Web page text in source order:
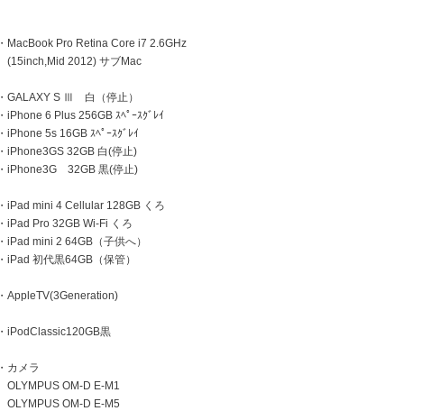
・MacBook Pro Retina Core i7 2.6GHz
(15inch,Mid 2012) サブMac
・GALAXY S Ⅲ 白（停止）
・iPhone 6 Plus 256GB ｽﾍﾟｰｽｸﾞﾚｲ
・iPhone 5s 16GB ｽﾍﾟｰｽｸﾞﾚｲ
・iPhone3GS 32GB 白(停止)
・iPhone3G 32GB 黒(停止)
・iPad mini 4 Cellular 128GB くろ
・iPad Pro 32GB Wi-Fi くろ
・iPad mini 2 64GB（子供へ）
・iPad 初代黒64GB（保管）
・AppleTV(3Generation)
・iPodClassic120GB黒
・カメラ
OLYMPUS OM-D E-M1
OLYMPUS OM-D E-M5